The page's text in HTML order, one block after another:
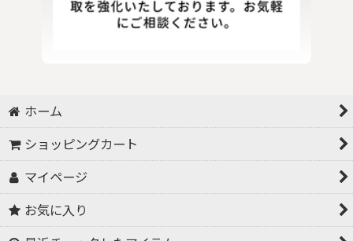
ホーム
ショッピングカート
マイページ
お気に入り